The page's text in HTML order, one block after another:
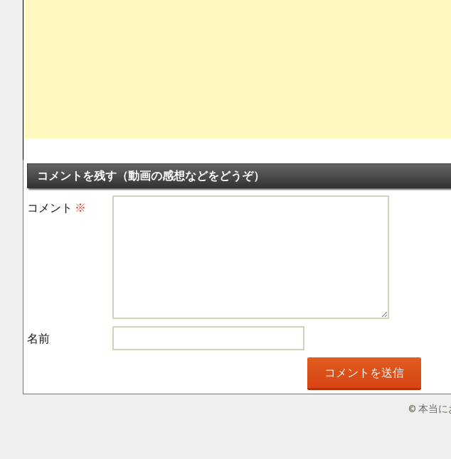
コメントを残す（動画の感想などをどうぞ）
コメント ※
名前
© 本当に